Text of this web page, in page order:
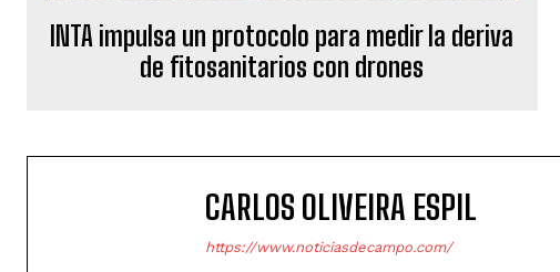
INTA impulsa un protocolo para medir la deriva
de fitosanitarios con drones
CARLOS OLIVEIRA ESPIL
https://www.noticiasdecampo.com/